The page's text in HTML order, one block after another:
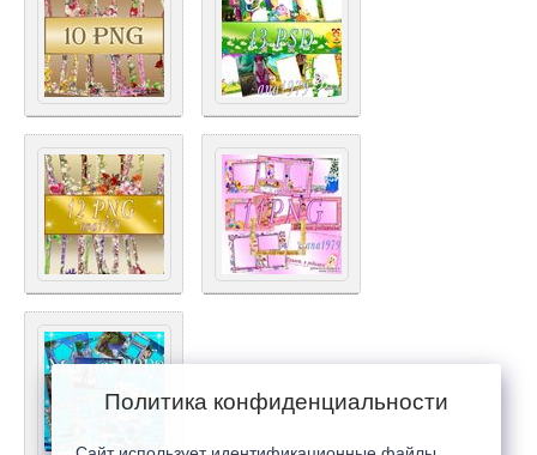
Политика конфиденциальности